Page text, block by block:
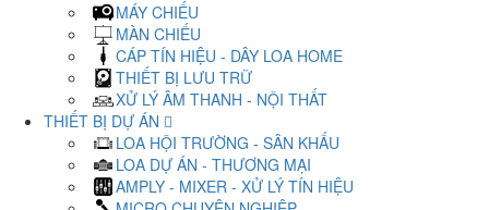
MÁY CHIẾU
MÀN CHIẾU
CÁP TÍN HIỆU - DÂY LOA HOME
THIẾT BỊ LƯU TRỮ
XỬ LÝ ÂM THANH - NỘI THẤT
THIẾT BỊ DỰ ÁN
LOA HỘI TRƯỜNG - SÂN KHẤU
LOA DỰ ÁN - THƯƠNG MẠI
AMPLY - MIXER - XỬ LÝ TÍN HIỆU